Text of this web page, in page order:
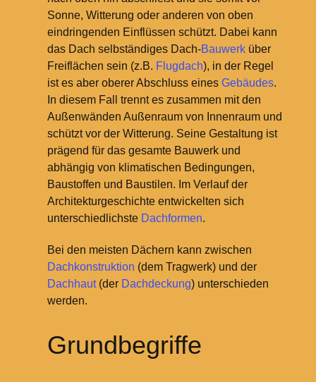
Sonne, Witterung oder anderen von oben
eindringenden Einflüssen schützt. Dabei kann
das Dach selbständiges Dach-Bauwerküber
Freiflächen sein (z.B. Flugdach), in der Regel
ist es aber oberer Abschluss eines Gebäudes.
In diesem Fall trennt es zusammen mit den
Außenwänden Außenraum von Innenraum und
schützt vor der Witterung. Seine Gestaltung ist
prägend für das gesamte Bauwerk und
abhängig von klimatischen Bedingungen,
Baustoffen und Baustilen. Im Verlauf der
Architekturgeschichte entwickelten sich
unterschiedlichste Dachformen.
Bei den meisten Dächern kann zwischen
Dachkonstruktion (dem Tragwerk) und der
Dachhaut(der Dachdeckung) unterschieden
werden.
Grundbegriffe